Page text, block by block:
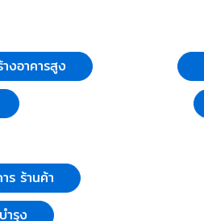
งอาคารสูง
ร ร้านค้า
ำรุง